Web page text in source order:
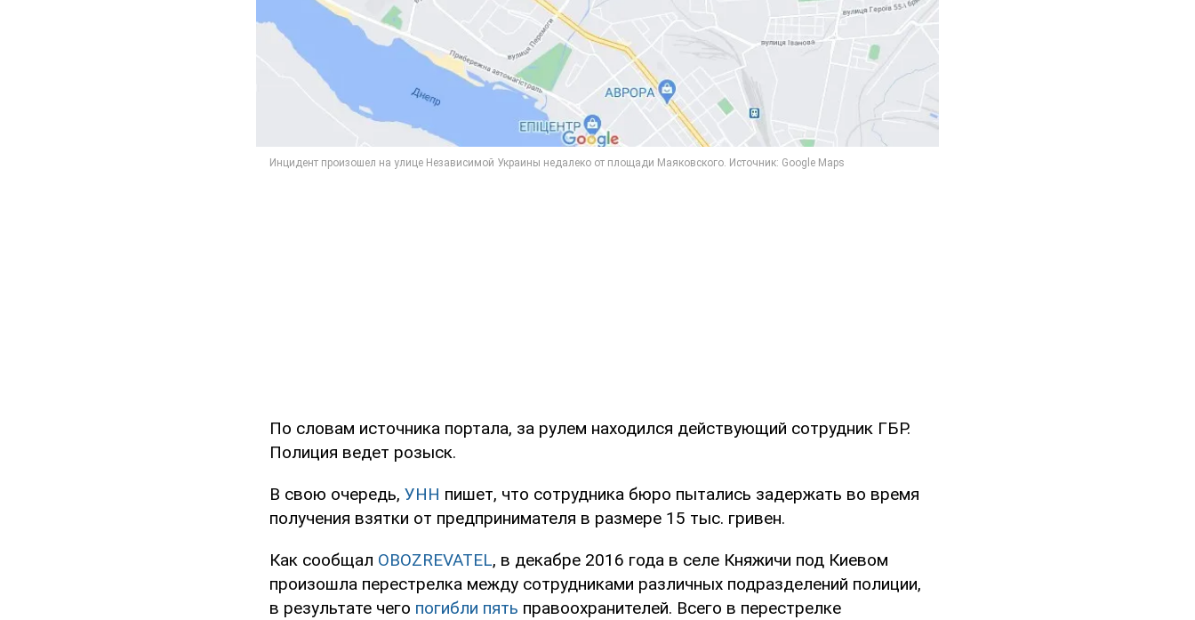
По словам источника портала, за рулем находился действующий сотрудник ГБР.
Полиция ведет розыск.
В свою очередь, УНН пишет, что сотрудника бюро пытались задержать во время
получения взятки от предпринимателя в размере 15 тыс. гривен.
Как сообщал OBOZREVATEL, в декабре 2016 года в селе Княжичи под Киевом
произошла перестрелка между сотрудниками различных подразделений полиции,
в результате чего погибли пять правоохранителей. Всего в перестрелке